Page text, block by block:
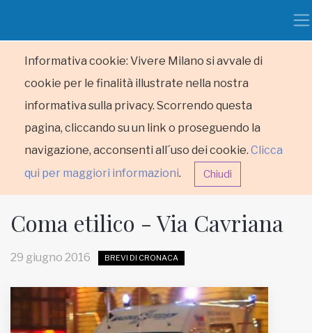
Informativa cookie: Vivere Milano si avvale di
cookie per le finalità illustrate nella nostra
informativa sulla privacy. Scorrendo questa
pagina, cliccando su un link o proseguendo la
navigazione, acconsenti all´uso dei cookie. Clicca
qui per maggiori informazioni. Chiudi
RUBRICHE
Coma etilico - Via Cavriana
29 giugno 2016 BREVI DI CRONACA